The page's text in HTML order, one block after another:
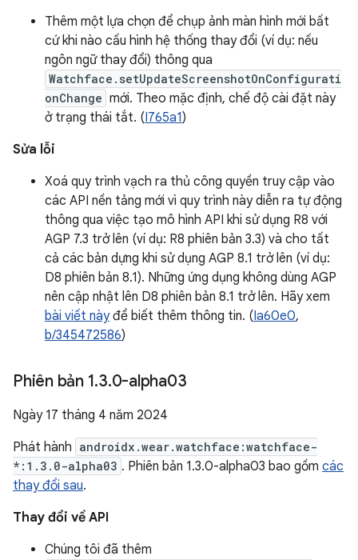
Thêm một lựa chọn để chụp ảnh màn hình mới bất
cứ khi nào cấu hình hệ thống thay đổi (ví dụ: nếu
ngôn ngữ thay đổi) thông qua
Watchface.setUpdateScreenshotOnConfigurati
onChange mới. Theo mặc định, chế độ cài đặt này
ở trạng thái tắt. (I765a1)
Sửa lỗi
Xoá quy trình vạch ra thủ công quyền truy cập vào
các API nền tảng mới vì quy trình này diễn ra tự động
thông qua việc tạo mô hình API khi sử dụng R8 với
AGP 7.3 trở lên (ví dụ: R8 phiên bản 3.3) và cho tất
cả các bản dựng khi sử dụng AGP 8.1 trở lên (ví dụ:
D8 phiên bản 8.1). Những ứng dụng không dùng AGP
nên cập nhật lên D8 phiên bản 8.1 trở lên. Hãy xem
bài viết nàyđể biết thêm thông tin. (Ia60e0,
b/345472586)
Phiên bản 1.3.0-alpha03
Ngày 17 tháng 4 năm 2024
Phát hành androidx.wear.watchface:watchface-
*:1.3.0-alpha03 . Phiên bản 1.3.0-alpha03 bao gồm các
thay đổi sau.
Thay đổi về API
Chúng tôi đã thêm